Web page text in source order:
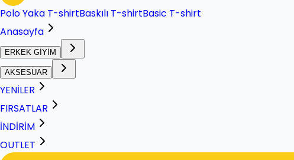
Polo Yaka T-shirtBaskılı T-shirtBasic T-shirt
Anasayfa
ERKEK GİYİM
AKSESUAR
YENİLER
FIRSATLAR
İNDİRİM
OUTLET